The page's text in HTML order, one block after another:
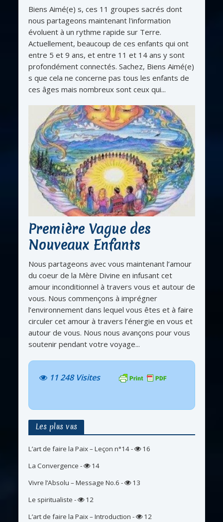
Biens Aimé(e) s, ces 11 groupes sacrés dont
nous partageons maintenant l'information
évoluent à un rythme rapide sur Terre.
Actuellement, beaucoup de ces enfants qui ont
entre 5 et 9 ans, et entre 11 et 14 ans y sont
profondément connectés. Sachez, Biens Aimé(e)
s que cela ne concerne pas tous les enfants de
ces âges mais nombreux sont ceux qui...
Première Vague des
Nouveaux Enfants
Nous partageons avec vous maintenant l’amour
du coeur de la Mère Divine en infusant cet
amour inconditionnel à travers vous et autour de
vous. Nous commençons à imprégner
l’environnement dans lequel vous êtes et à faire
circuler cet amour à travers l’énergie en vous et
autour de vous. Nous nous avançons pour vous
soutenir pendant votre voyage...
11 248 Visites
Les plus vus
L’art de faire la Paix – Leçon n°14-
16
La Convergence -
14
Vivre l’Absolu – Message No.6 -
13
Le spiritualiste -
12
L’art de faire la Paix – Introduction -
12